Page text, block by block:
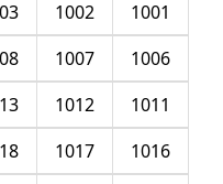
1001
1002
1006
1007
1011
1012
1016
1017